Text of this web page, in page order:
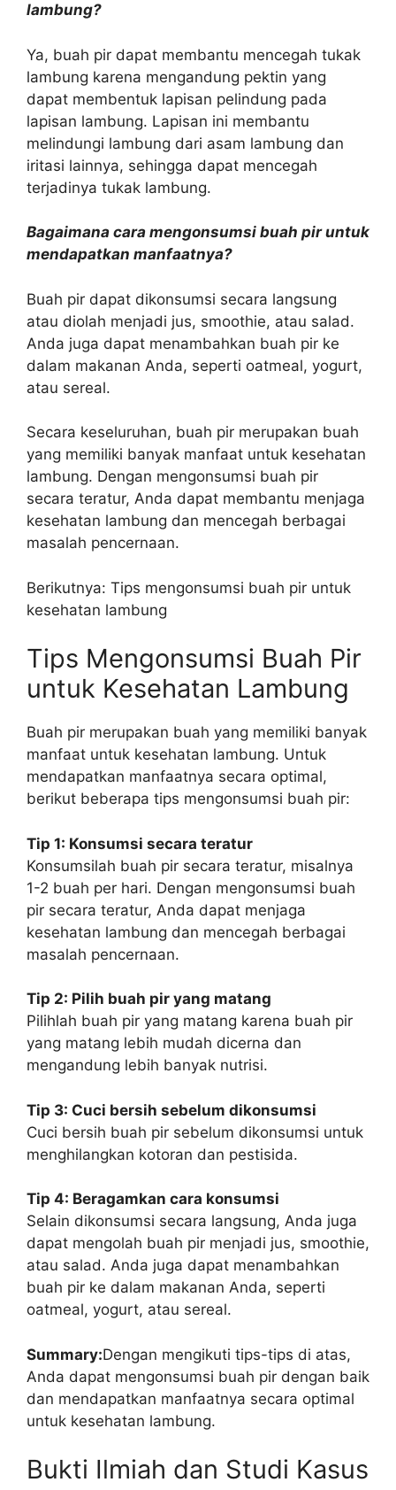
lambung?
Ya, buah pir dapat membantu mencegah tukak
lambung karena mengandung pektin yang
dapat membentuk lapisan pelindung pada
lapisan lambung. Lapisan ini membantu
melindungi lambung dari asam lambung dan
iritasi lainnya, sehingga dapat mencegah
terjadinya tukak lambung.
Bagaimana cara mengonsumsi buah pir untuk
mendapatkan manfaatnya?
Buah pir dapat dikonsumsi secara langsung
atau diolah menjadi jus, smoothie, atau salad.
Anda juga dapat menambahkan buah pir ke
dalam makanan Anda, seperti oatmeal, yogurt,
atau sereal.
Secara keseluruhan, buah pir merupakan buah
yang memiliki banyak manfaat untuk kesehatan
lambung. Dengan mengonsumsi buah pir
secara teratur, Anda dapat membantu menjaga
kesehatan lambung dan mencegah berbagai
masalah pencernaan.
Berikutnya: Tips mengonsumsi buah pir untuk
kesehatan lambung
Tips Mengonsumsi Buah Pir
untuk Kesehatan Lambung
Buah pir merupakan buah yang memiliki banyak
manfaat untuk kesehatan lambung. Untuk
mendapatkan manfaatnya secara optimal,
berikut beberapa tips mengonsumsi buah pir:
Tip 1: Konsumsi secara teratur
Konsumsilah buah pir secara teratur, misalnya
1-2 buah per hari. Dengan mengonsumsi buah
pir secara teratur, Anda dapat menjaga
kesehatan lambung dan mencegah berbagai
masalah pencernaan.
Tip 2: Pilih buah pir yang matang
Pilihlah buah pir yang matang karena buah pir
yang matang lebih mudah dicerna dan
mengandung lebih banyak nutrisi.
Tip 3: Cuci bersih sebelum dikonsumsi
Cuci bersih buah pir sebelum dikonsumsi untuk
menghilangkan kotoran dan pestisida.
Tip 4: Beragamkan cara konsumsi
Selain dikonsumsi secara langsung, Anda juga
dapat mengolah buah pir menjadi jus, smoothie,
atau salad. Anda juga dapat menambahkan
buah pir ke dalam makanan Anda, seperti
oatmeal, yogurt, atau sereal.
Summary:Dengan mengikuti tips-tips di atas,
Anda dapat mengonsumsi buah pir dengan baik
dan mendapatkan manfaatnya secara optimal
untuk kesehatan lambung.
Bukti Ilmiah dan Studi Kasus